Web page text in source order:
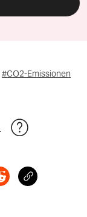
#CO2-Emissionen